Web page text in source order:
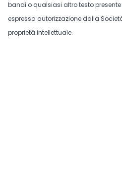
bandi o qualsiasi altro testo
espressa autorizzazione dalla
proprietà intellettuale.